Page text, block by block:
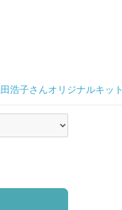
浩子さんオリジナルキット